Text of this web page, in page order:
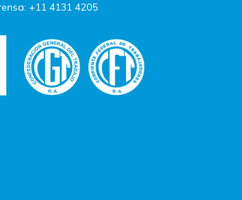
+11 4131 4205